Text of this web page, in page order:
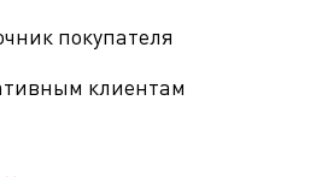
покупателя
клиентам